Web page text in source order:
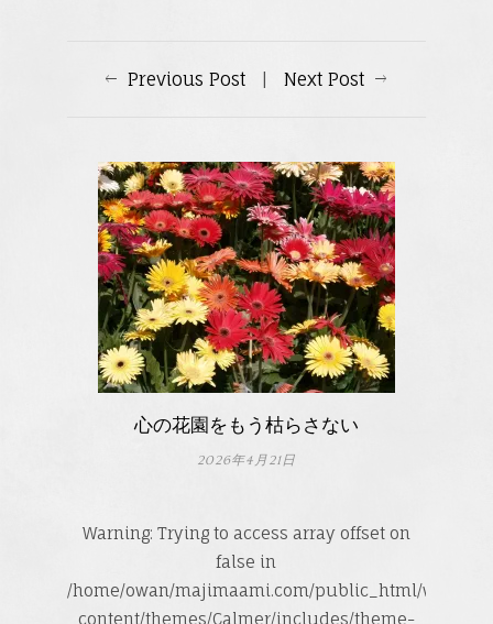
Previous Post | Next Post
心の花園をもう枯らさない
2026年4月21日
Warning: Trying to access array offset on
false in
/home/owan/majimaami.com/public_html/wp-
content/themes/Calmer/includes/theme-